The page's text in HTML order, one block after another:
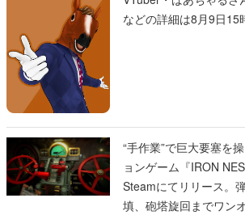
などの詳細は8月9日15
“手作業”で巨大要塞を
ョンゲーム『IRON
Steamにてリリース。
填、砲塔旋回までワン